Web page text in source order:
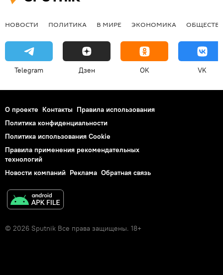
НОВОСТИ ПОЛИТИКА В МИРЕ ЭКОНОМИКА
Telegram Дзен OK VK
О проекте Контакты Правила использования
Политика конфиденциальности
Политика использования Cookie
Правила применения рекомендательных
технологий
Новости компаний Реклама Обратная связь
© 2026 Sputnik Все права защищены. 18+